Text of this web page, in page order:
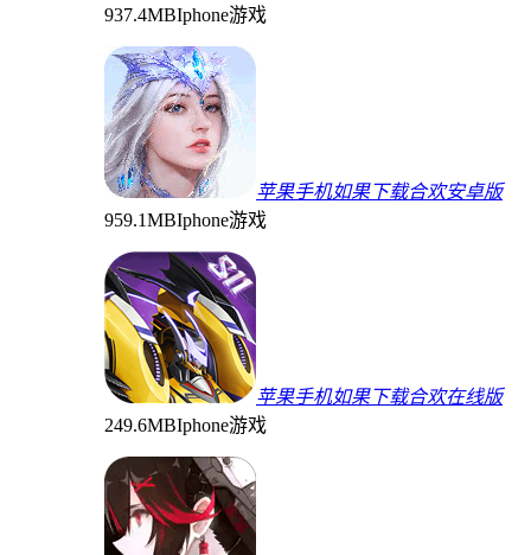
937.4MBIphone游戏
苹果手机如果下载合欢安卓版
959.1MBIphone游戏
苹果手机如果下载合欢在线版
249.6MBIphone游戏